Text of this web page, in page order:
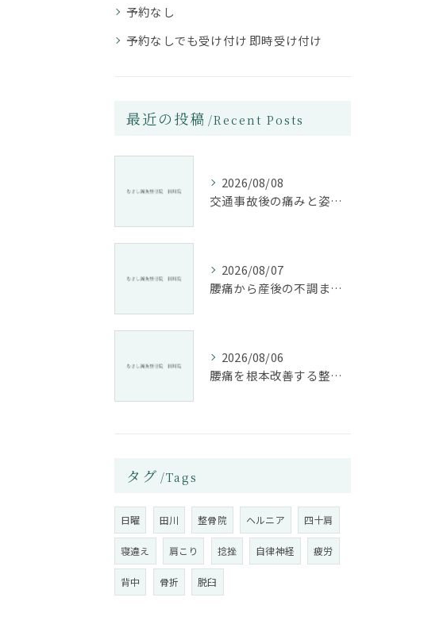
予約なし
予約なしでも受け付け 即時受け付け
最近の投稿 Recent Posts
2026/08/08
交通事故後の痛みと姿勢改善に特化した整骨院の役割
2026/08/07
腰痛から産後の不調まで整骨院で根本改善する方法
2026/08/06
腰痛を根本改善する整骨院の施術とアドバイスの重要性
タグ Tags
日曜 田川 整骨院 ヘルニア 四十肩
寝違え 肩こり 捻挫 自律神経 疲労
背中 骨折 脱臼